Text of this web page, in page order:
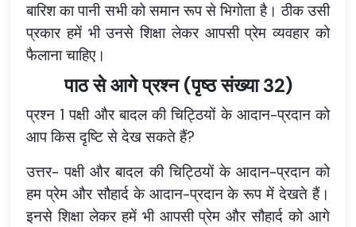
बारिश का पानी सभी को समान रूप से भिगोता है। ठीक उसी
प्रकार हमें भी उनसे शिक्षा लेकर आपसी प्रेम व्यवहार को
फैलाना चाहिए।
पाठ से आगे प्रश्न (पृष्ठ संख्या 32)
प्रश्न 1 पक्षी और बादल की चिट्ठियों के आदान-प्रदान को
आप किस दृष्टि से देख सकते हैं?
उत्तर- पक्षी और बादल की चिट्ठियों के आदान-प्रदान को
हम प्रेम और सौहार्द के आदान-प्रदान के रूप में देखते हैं।
इनसे शिक्षा लेकर हमें भी आपसी प्रेम और सौहार्द को आगे